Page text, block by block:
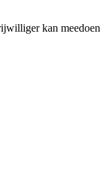
kan meedoen